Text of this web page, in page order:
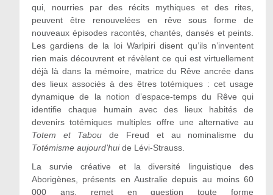
qui, nourries par des récits mythiques et des rites,
peuvent être renouvelées en rêve sous forme de
nouveaux épisodes racontés, chantés, dansés et peints.
Les gardiens de la loi Warlpiri disent qu’ils n’inventent
rien mais découvrent et révèlent ce qui est virtuellement
déjà là dans la mémoire, matrice du Rêve ancrée dans
des lieux associés à des êtres totémiques : cet usage
dynamique de la notion d’espace-temps du Rêve qui
identifie chaque humain avec des lieux habités de
devenirs totémiques multiples offre une alternative au
Totem et Tabou de Freud et au nominalisme du
Totémisme aujourd’huide Lévi-Strauss.
La survie créative et la diversité linguistique des
Aborigènes, présents en Australie depuis au moins 60
000 ans, remet en question toute forme